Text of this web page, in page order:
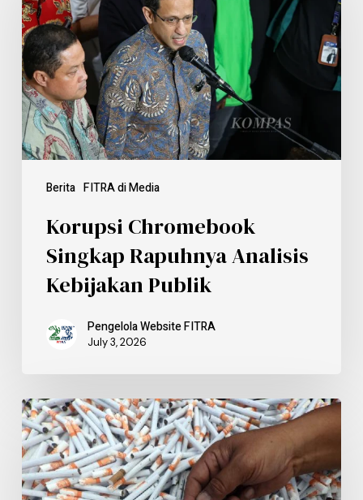
Berita FITRA di Media
Korupsi Chromebook
Singkap Rapuhnya Analisis
Kebijakan Publik
Pengelola Website FITRA
July 3, 2026